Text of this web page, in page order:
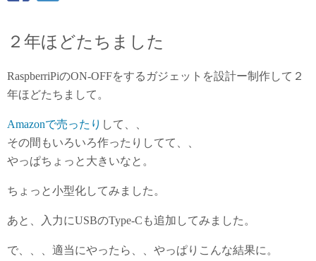
２年ほどたちました
RaspberriPiのON-OFFをするガジェットを設計ー制作して２
年ほどたちまして。
Amazonで売ったり して、、
その間もいろいろ作ったりしてて、、
やっぱちょっと大きいなと。
ちょっと小型化してみました。
あと、入力にUSBのType-Cも追加してみました。
で、、、適当にやったら、、やっぱりこんな結果に。